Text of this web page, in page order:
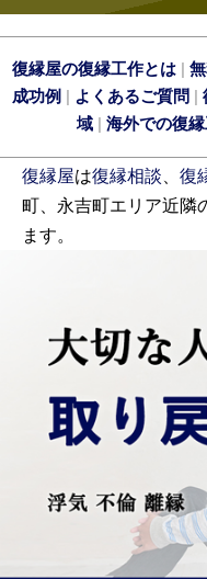
復縁屋の復縁工作とは |
成功例 | よくあるご質問 |
域| 海外での復
復縁屋は復縁相談 復
町、永吉町エリア近隣
ます。